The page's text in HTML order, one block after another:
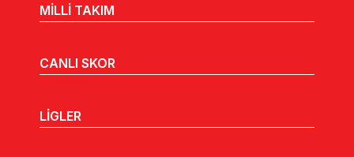
MİLLİ TAKIM
CANLI SKOR
LİGLER